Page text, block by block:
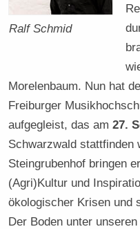
Ralf Schmid
Morelenbaum. Nun hat
Freiburger
aufgegleist, das am27.
Schwarzwald stattfinden
Steingrubenhof bringen
(Agri)Kultur und
ökologischer Krisen und
Der Boden unter